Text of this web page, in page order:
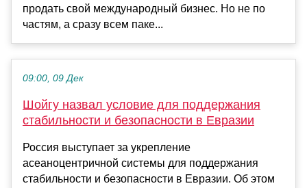
продать свой международный бизнес. Но не по
частям, а сразу всем паке...
09:00, 09 Дек
Шойгу назвал условие для поддержания
стабильности и безопасности в Евразии
Россия выступает за укрепление
асеаноцентричной системы для поддержания
стабильности и безопасности в Евразии. Об этом